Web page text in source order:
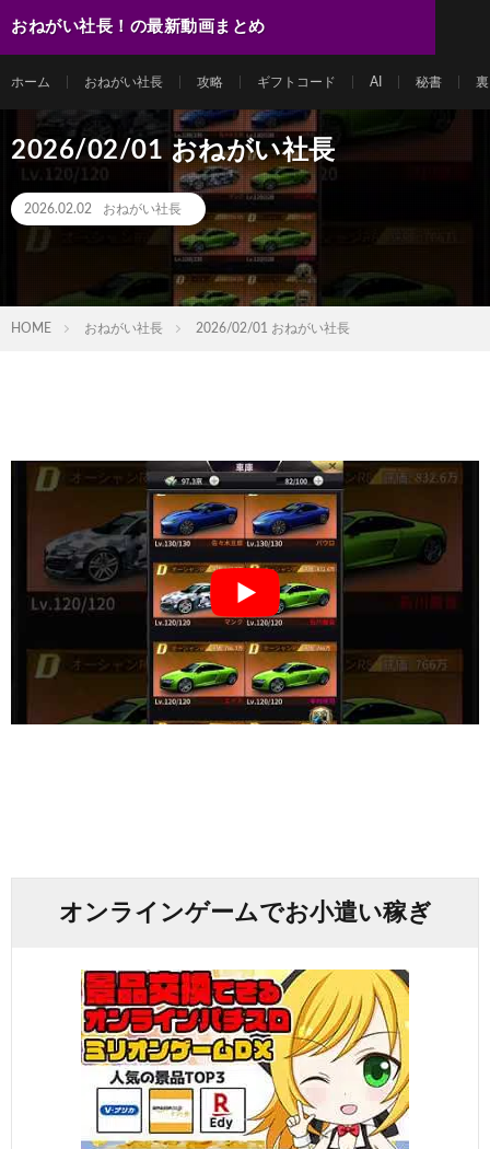
おねがい社長！の最新動画まとめ
ホーム おねがい社長 攻略 ギフトコード AI 秘書
2026/02/01 おねがい社長
2026.02.02 おねがい社長
HOME おねがい社長 2026/02/01 おねがい社長
オンラインゲームでお小遣い稼ぎ